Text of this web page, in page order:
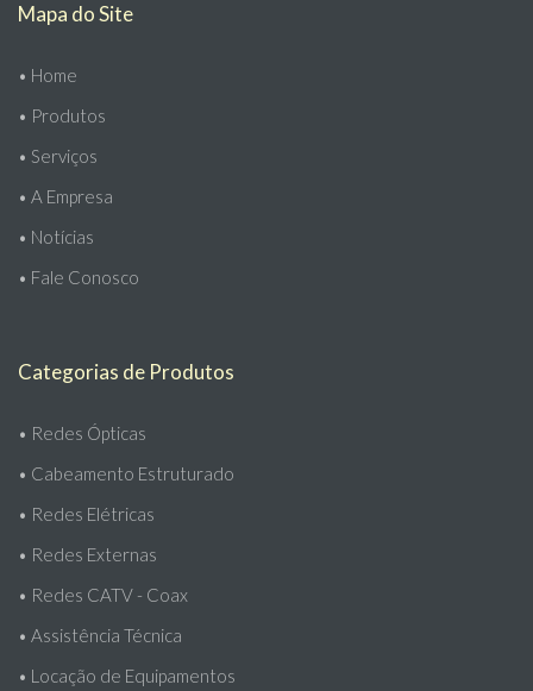
Mapa do Site
• Home
• Produtos
• Serviços
• A Empresa
• Notícias
• Fale Conosco
Categorias de Produtos
• Redes Ópticas
• Cabeamento Estruturado
• Redes Elétricas
• Redes Externas
• Redes CATV - Coax
• Assistência Técnica
• Locação de Equipamentos